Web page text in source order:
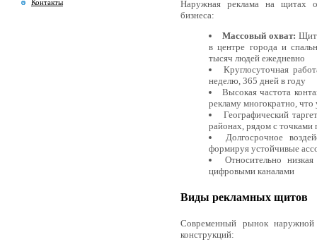
Контакты
Наружная реклама на щитах
бизнеса:
Массовый охват:
в центре города и
тысяч людей ежедневно
Круглосуточная
неделю, 365 дней в году
Высокая частота
рекламу многократно, что
Географический
районах, рядом с
Долгосрочное
формируя устойчивые
Относительно
цифровыми каналами
Виды рекламных щитов
Современный рынок наружной
конструкций: